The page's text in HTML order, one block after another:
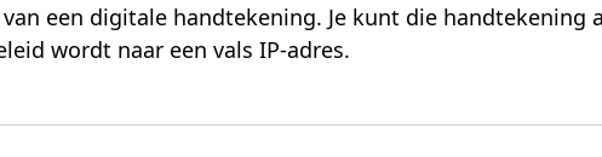
een digitale handtekening. Je kunt die handtekening
wordt naar een vals IP-adres.